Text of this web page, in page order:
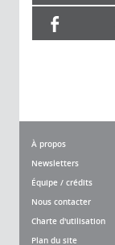
À propos
Newsletters
Équipe / crédits
Nous contacter
Charte d'utilisation
Plan du site